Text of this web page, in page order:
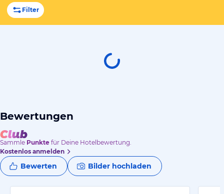
Filter
Bewertungen
Sammle Punkte für Deine Hotelbewertung.
Kostenlos anmelden
Bewerten Bilder hochladen